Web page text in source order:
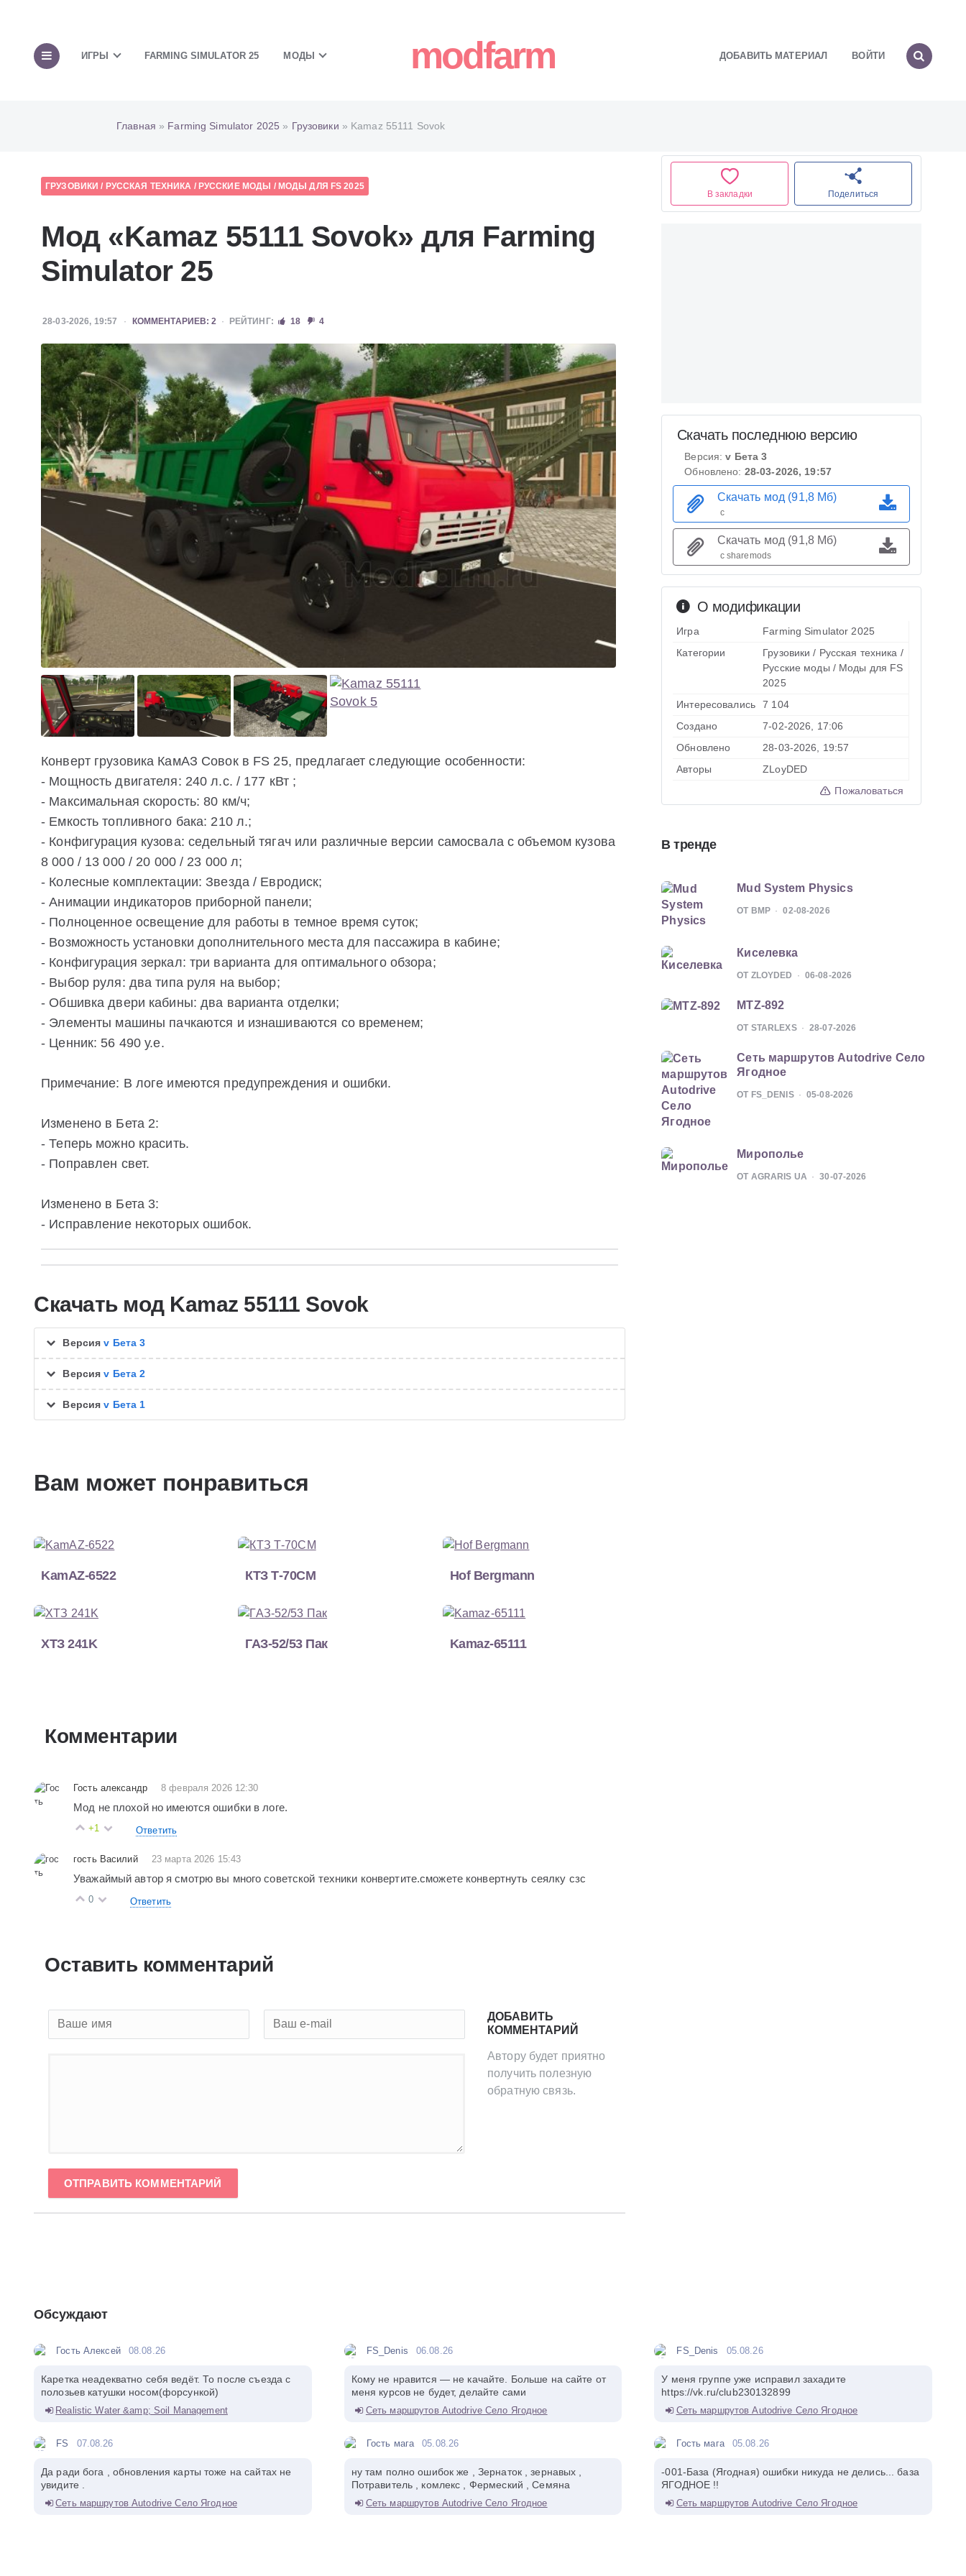
ИГРЫ FARMING SIMULATOR 25 МОДЫ modfarm ДОБАВИТЬ МАТЕРИАЛ ВОЙТИ
Главная » Farming Simulator 2025 » Грузовики » Kamaz 55111 Sovok
ГРУЗОВИКИ / РУССКАЯ ТЕХНИКА / РУССКИЕ МОДЫ / МОДЫ ДЛЯ FS 2025
Мод «Kamaz 55111 Sovok» для Farming
Simulator 25
28-03-2026, 19:57 КОММЕНТАРИЕВ: 2 РЕЙТИНГ: 18 4
Конверт грузовика КамАЗ Совок в FS 25, предлагает следующие особенности:
- Мощность двигателя: 240 л.с. / 177 кВт ;
- Максимальная скорость: 80 км/ч;
- Емкость топливного бака: 210 л.;
- Конфигурация кузова: седельный тягач или различные версии самосвала с объемом кузова
8 000 / 13 000 / 20 000 / 23 000 л;
- Колесные комплектации: Звезда / Евродиск;
- Анимации индикаторов приборной панели;
- Полноценное освещение для работы в темное время суток;
- Возможность установки дополнительного места для пассажира в кабине;
- Конфигурация зеркал: три варианта для оптимального обзора;
- Выбор руля: два типа руля на выбор;
- Обшивка двери кабины: два варианта отделки;
- Элементы машины пачкаются и изнашиваются со временем;
- Ценник: 56 490 у.е.
Примечание: В логе имеются предупреждения и ошибки.
Изменено в Бета 2:
- Теперь можно красить.
- Поправлен свет.
Изменено в Бета 3:
- Исправление некоторых ошибок.
Скачать мод Kamaz 55111 Sovok
Версияv Бета 3
Версияv Бета 2
Версияv Бета 1
Вам может понравиться
KamAZ-6522 КТЗ Т-70СМ Hof Bergmann
ХТЗ 241K ГАЗ-52/53 Пак Kamaz-65111
Комментарии
Гость александр 8 февраля 2026 12:30
Мод не плохой но имеются ошибки в логе.
+1 Ответить
гость Василий 23 марта 2026 15:43
Уважаймый автор я смотрю вы много советской техники конвертите.сможете конвертнуть сеялку сзс
0 Ответить
Оставить комментарий
ДОБАВИТЬ
КОММЕНТАРИЙ
Автору будет приятно
получить полезную
обратную связь.
ОТПРАВИТЬ КОММЕНТАРИЙ
В закладки Поделиться
О модификации
Игра
Farming Simulator 2025
Категории
Грузовики / Русская техника /
Русские моды / Моды для FS
2025
Интересовались
7 104
Создано
7-02-2026, 17:06
Обновлено
28-03-2026, 19:57
Авторы
ZLoyDED
Пожаловаться
Скачать последнюю версию
Версия:v Бета 3
Обновлено: 28-03-2026, 19:57
Скачать мод (91,8 Мб)
с
Скачать мод (91,8 Мб)
с sharemods
В тренде
Mud System Physics
ОТ BMP 02-08-2026
Киселевка
ОТ ZLOYDED 06-08-2026
MTZ-892
ОТ STARLEXS 28-07-2026
Сеть маршрутов Autodrive Село
Ягодное
ОТ FS_DENIS 05-08-2026
Мирополье
ОТ AGRARIS UA 30-07-2026
Обсуждают
Гость Алексей 08.08.26
Каретка неадекватно себя ведёт. То после съезда с
полозьев катушки носом(форсункой)
Realistic Water &amp; Soil Management
FS 07.08.26
Да ради бога , обновления карты тоже на сайтах не
увидите .
Сеть маршрутов Autodrive Село Ягодное
FS_Denis 06.08.26
Кому не нравится — не качайте. Больше на сайте от
меня курсов не будет, делайте сами
Сеть маршрутов Autodrive Село Ягодное
Гость мага 05.08.26
ну там полно ошибок же , Зернаток , зернавых ,
Потравитель , комлекс , Фермеский , Семяна
Сеть маршрутов Autodrive Село Ягодное
FS_Denis 05.08.26
У меня группе уже исправил захадите
https://vk.ru/club230132899
Сеть маршрутов Autodrive Село Ягодное
Гость мага 05.08.26
-001-База (Ягодная) ошибки никуда не делись... база
ЯГОДНОЕ !!
Сеть маршрутов Autodrive Село Ягодное